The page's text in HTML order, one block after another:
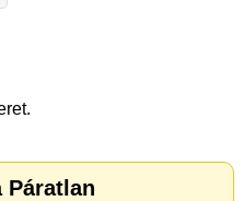
Páratlan